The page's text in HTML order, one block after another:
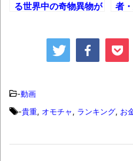
TBS「マツコの知
ば自分たちで紹介だ！
時代の流れ
されてきた可能性・
る世界中の奇物異物が
者
-動画
-貴重, オモチャ, ランキング, お